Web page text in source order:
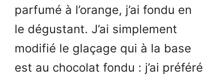
parfumé à l’orange, j’ai fondu en
le dégustant. J’ai simplement
modifié le glaçage qui à la base
est au chocolat fondu : j’ai préféré